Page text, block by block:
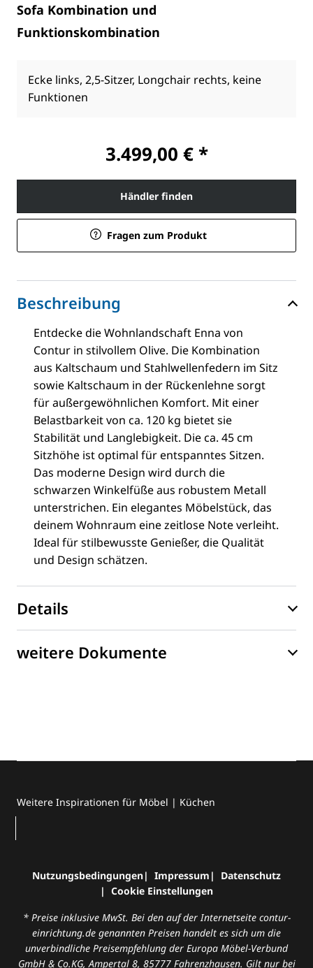
Sofa Kombination und
Funktionskombination
Ecke links, 2,5-Sitzer, Longchair rechts, keine
Funktionen
3.499,00 € *
Händler finden
Fragen zum Produkt
Beschreibung
Entdecke die Wohnlandschaft Enna von
Contur in stilvollem Olive. Die Kombination
aus Kaltschaum und Stahlwellenfedern im Sitz
sowie Kaltschaum in der Rückenlehne sorgt
für außergewöhnlichen Komfort. Mit einer
Belastbarkeit von ca. 120 kg bietet sie
Stabilität und Langlebigkeit. Die ca. 45 cm
Sitzhöhe ist optimal für entspanntes Sitzen.
Das moderne Design wird durch die
schwarzen Winkelfüße aus robustem Metall
unterstrichen. Ein elegantes Möbelstück, das
deinem Wohnraum eine zeitlose Note verleiht.
Ideal für stilbewusste Genießer, die Qualität
und Design schätzen.
Details
weitere Dokumente
Weitere Inspirationen für Möbel | Küchen
Nutzungsbedingungen Impressum
Datenschutz
Cookie Einstellungen
* Preise inklusive MwSt. Bei den auf der Internetseite contur-
einrichtung.de genannten Preisen handelt es sich um die
unverbindliche Preisempfehlung der Europa Möbel-Verbund
GmbH & Co.KG, Ampertal 8, 85777 Fahrenzhausen. Gilt nur bei